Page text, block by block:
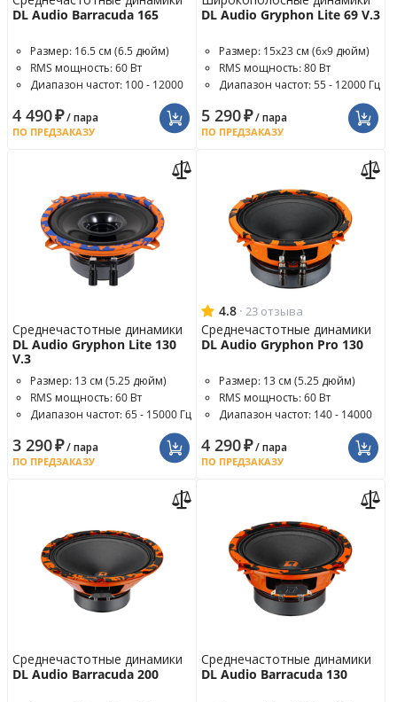
DL Audio Barracuda 165
Размер: 16.5 см (6.5 дюйм)
RMS мощность: 60 Вт
Диапазон частот: 100 - 12000
4 490₽/ пара
ПО ПРЕДЗАКАЗУ
DL Audio Gryphon Lite 69 V.3
Размер: 15x23 см (6x9 дюйм)
RMS мощность: 80 Вт
Диапазон частот: 55 - 12000 Гц
5 290₽/ пара
ПО ПРЕДЗАКАЗУ
Среднечастотные динамики
DL Audio Gryphon Lite 130
V.3
Размер: 13 см (5.25 дюйм)
RMS мощность: 60 Вт
Диапазон частот: 65 - 15000 Гц
3 290₽/ пара
ПО ПРЕДЗАКАЗУ
4.8 · 23 отзыва
Среднечастотные динамики
DL Audio Gryphon Pro 130
Размер: 13 см (5.25 дюйм)
RMS мощность: 60 Вт
Диапазон частот: 140 - 14000
4 290₽/ пара
ПО ПРЕДЗАКАЗУ
Среднечастотные динамики
DL Audio Barracuda 200
Среднечастотные динамики
DL Audio Barracuda 130